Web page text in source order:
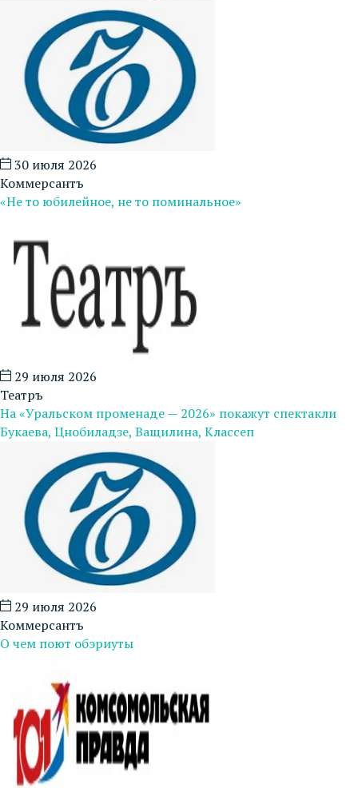
30 июля 2026
Коммерсантъ
«Не то юбилейное, не то поминальное»
29 июля 2026
Театръ
На «Уральском променаде — 2026» покажут спектакли
Букаева, Цнобиладзе, Ващилина, Классеп
29 июля 2026
Коммерсантъ
О чем поют обэриуты